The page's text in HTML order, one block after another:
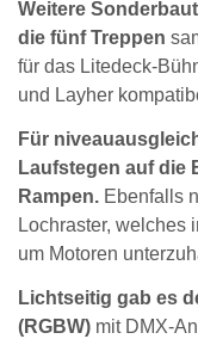
Weitere
die fünf Treppen
für das Litedeck-
und Layher
Für
Laufstegen auf die
Rampen. Ebenfalls
Lochraster, welches
um Motoren
Lichtseitig gab es
(RGBW) mit DMX-